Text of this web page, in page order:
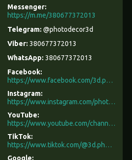
https://m.me/380677372013
@photodecor3d
380677372013
380677372013
Facebook
https://www.facebook.com/3d.photodecor/
Instagram
https://www.instagram.com/photodecor.com.ua/
YouTube
https://www.youtube.com/channel/UCXCUerfqRY1Pw7-IptdbqyA/videos
TikTok
https://www.tiktok.com/@3d.photodecor?is_from_webapp=1&sender_device=pc
Google